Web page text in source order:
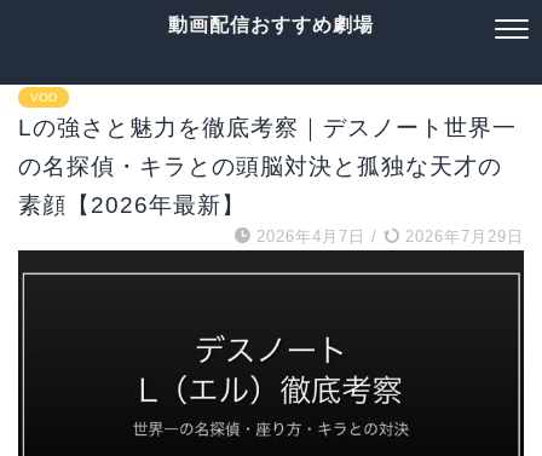
動画配信おすすめ劇場
VOD
Lの強さと魅力を徹底考察｜デスノート世界一
の名探偵・キラとの頭脳対決と孤独な天才の
素顔【2026年最新】
2026年4月7日 / 2026年7月29日